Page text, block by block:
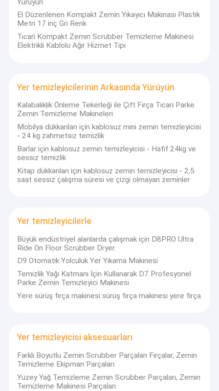
Yürüyün
El Düzenlenen Kompakt Zemin Yıkayıcı Makinası Plastik
Metri 17 inç Gri Renk
Ticari Kompakt Zemin Scrubber Temizleme Makinesi
Elektrikli Kablolu Ağır Hizmet Tipi
Yer temizleyicilerinin Arkasında Yürüyün
Kalabalıklık Önleme Tekerleği ile Çift Fırça Ticari Parke
Zemin Temizleme Makineleri
Mobilya dükkanları için kablosuz mini zemin temizleyicisi
- 24 kg zahmetsiz temizlik
Barlar için kablosuz zemin temizleyicisi - Hafif 24kg ve
sessiz temizlik
Kitap dükkanları için kablosuz zemin temizleyicisi - 2,5
saat sessiz çalışma süresi ve çizgi olmayan zeminler
Yer temizleyicilerle
Büyük endüstriyel alanlarda çalışmak için D8PRO Ultra
Ride On Floor Scrubber Dryer.
D9 Otomatik Yolculuk Yer Yıkama Makinesi
Temizlik Yağı Katmanı İçin Kullanarak D7 Profesyonel
Parke Zemin Temizleyici Makinesi
Yere sürüş fırça makinesi sürüş fırça makinesi yere fırça
Yer temizleyicisi aksesuarları
Farklı Boyutlu Zemin Scrubber Parçaları Fırçalar, Zemin
Temizleme Ekipman Parçaları
Yüzey Yağ Temizleme Zemin Scrubber Parçaları, Zemin
Temizleme Makinesi Parçaları